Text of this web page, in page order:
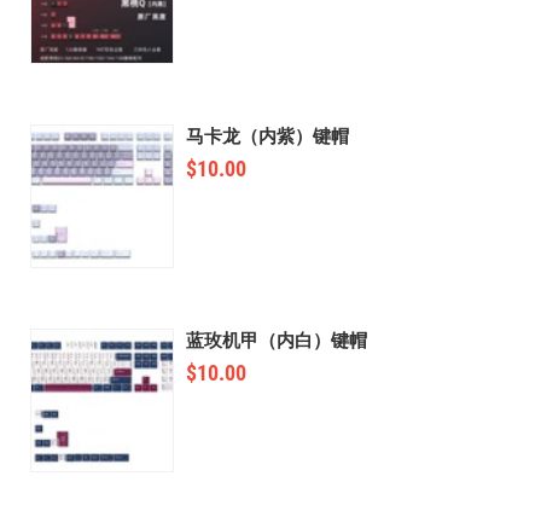
马卡龙（内紫）键帽
$10.00
蓝玫机甲（内白）键帽
$10.00